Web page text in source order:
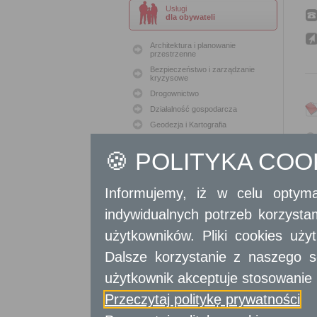
Usługi
dla obywateli
Architektura i planowanie
przestrzenne
Bezpieczeństwo i zarządzanie
kryzysowe
Drogownictwo
Działalność gospodarcza
Geodezja i Kartografia
Gospodarka nieruchomościami
Konserwacja zabytków
Ochrona Środowiska
Oświata
Podatki i opłaty lokalne
Polityka lokalowa
Skargi i wnioski
Sport i Rekreacja
Sprawy komunalne
Sprawy komunikacyjne
🍪 POLITYKA
Informujemy, iż w celu
indywidualnych potrzeb
użytkowników. Pliki cookies
Dalsze korzystanie z naszego
użytkownik akceptuje stosowanie
Przeczytaj politykę prywatności